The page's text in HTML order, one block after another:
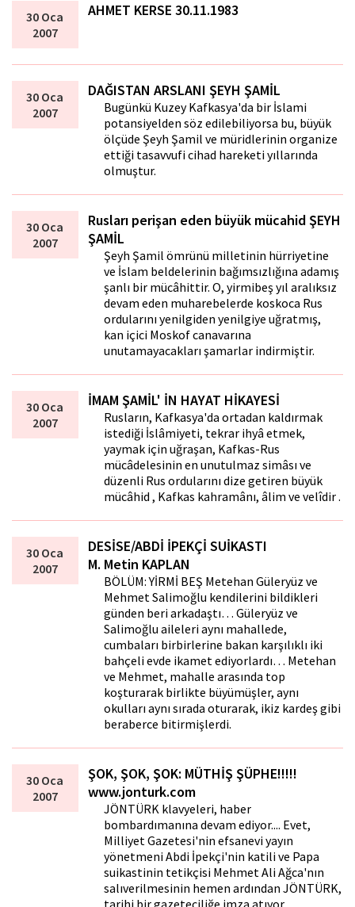
30 Oca
2007
AHMET KERSE 30.11.1983
30 Oca
2007
DAĞISTAN ARSLANI ŞEYH ŞAMİL
Bugünkü Kuzey Kafkasya'da bir İslami
potansiyelden söz edilebiliyorsa bu, büyük
ölçüde Şeyh Şamil ve müridlerinin organize
ettiği tasavvufi cihad hareketi yıllarında
olmuştur.
30 Oca
2007
Rusları perişan eden büyük mücahid ŞEYH
ŞAMİL
Şeyh Şamil ömrünü milletinin hürriyetine
ve İslam beldelerinin bağımsızlığına adamış
şanlı bir mücâhittir. O, yirmibeş yıl aralıksız
devam eden muharebelerde koskoca Rus
ordularını yenilgiden yenilgiye uğratmış,
kan içici Moskof canavarına
unutamayacakları şamarlar indirmiştir.
30 Oca
2007
İMAM ŞAMİL' İN HAYAT HİKAYESİ
Rusların, Kafkasya'da ortadan kaldırmak
istediği İslâmiyeti, tekrar ihyâ etmek,
yaymak için uğraşan, Kafkas-Rus
mücâdelesinin en unutulmaz simâsı ve
düzenli Rus ordularını dize getiren büyük
mücâhid , Kafkas kahramânı, âlim ve velîdir .
30 Oca
2007
DESİSE/ABDİ İPEKÇİ SUİKASTI
M. Metin KAPLAN
BÖLÜM: YİRMİ BEŞ Metehan Güleryüz ve
Mehmet Salimoğlu kendilerini bildikleri
günden beri arkadaştı… Güleryüz ve
Salimoğlu aileleri aynı mahallede,
cumbaları birbirlerine bakan karşılıklı iki
bahçeli evde ikamet ediyorlardı… Metehan
ve Mehmet, mahalle arasında top
koşturarak birlikte büyümüşler, aynı
okulları aynı sırada oturarak, ikiz kardeş gibi
beraberce bitirmişlerdi.
30 Oca
2007
ŞOK, ŞOK, ŞOK: MÜTHİŞ ŞÜPHE!!!!!
www.jonturk.com
JÖNTÜRK klavyeleri, haber
bombardımanına devam ediyor.... Evet,
Milliyet Gazetesi'nin efsanevi yayın
yönetmeni Abdi İpekçi'nin katili ve Papa
suikastinin tetikçisi Mehmet Ali Ağca'nın
salıverilmesinin hemen ardından JÖNTÜRK,